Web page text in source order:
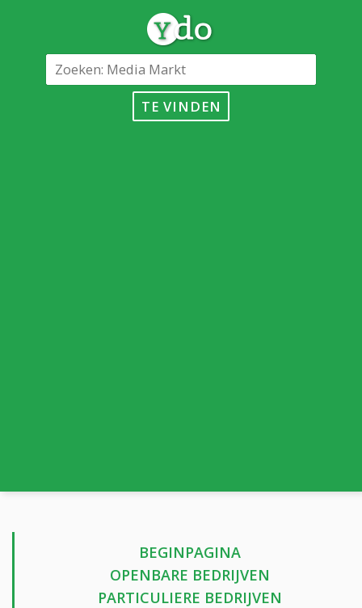
TE VINDEN
BEGINPAGINA
OPENBARE BEDRIJVEN
PARTICULIERE BEDRIJVEN